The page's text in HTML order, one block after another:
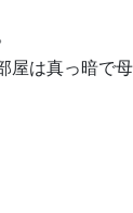
屋は真っ暗で